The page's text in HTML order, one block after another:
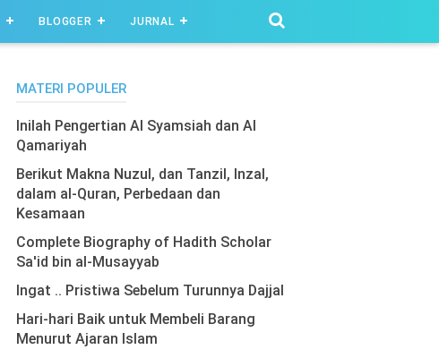
BLOGGER JURNAL
MATERI POPULER
Inilah Pengertian Al Syamsiah dan Al
Qamariyah
Berikut Makna Nuzul, dan Tanzil, Inzal,
dalam al-Quran, Perbedaan dan
Kesamaan
Complete Biography of Hadith Scholar
Sa'id bin al-Musayyab
Ingat .. Pristiwa Sebelum Turunnya Dajjal
Hari-hari Baik untuk Membeli Barang
Menurut Ajaran Islam